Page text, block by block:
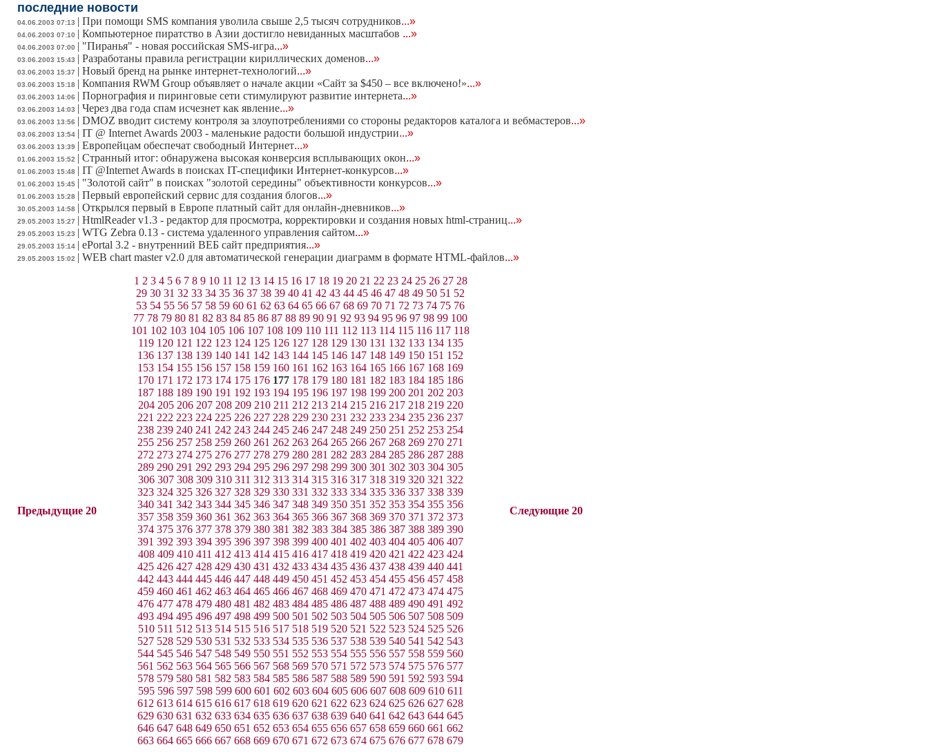
последние новости
04.06.2003 07:13 | При помощи SMS компания уволила свыше 2,5 тысяч сотрудников...»
04.06.2003 07:10 | Компьютерное пиратство в Азии достигло невиданных масштабов ...»
04.06.2003 07:00 | "Пиранья" - новая российская SMS-игра...»
03.06.2003 15:43 | Разработаны правила регистрации кириллических доменов...»
03.06.2003 15:37 | Новый бренд на рынке интернет-технологий...»
03.06.2003 15:18 | Компания RWM Group объявляет о начале акции «Сайт за $450 – все включено!»...»
03.06.2003 14:06 | Порнография и пиринговые сети стимулируют развитие интернета...»
03.06.2003 14:03 | Через два года спам исчезнет как явление...»
03.06.2003 13:56 | DMOZ вводит систему контроля за злоупотреблениями со стороны редакторов каталога и вебмастеров...»
03.06.2003 13:54 | IT @ Internet Awards 2003 - маленькие радости большой индустрии...»
03.06.2003 13:39 | Европейцам обеспечат свободный Интернет...»
01.06.2003 15:52 | Странный итог: обнаружена высокая конверсия всплывающих окон...»
01.06.2003 15:48 | IT @Internet Awards в поисках IT-специфики Интернет-конкурсов...»
01.06.2003 15:45 | "Золотой сайт" в поисках "золотой середины" объективности конкурсов...»
01.06.2003 15:28 | Первый европейский сервис для создания блогов...»
30.05.2003 14:58 | Открылся первый в Европе платный сайт для онлайн-дневников...»
29.05.2003 15:27 | HtmlReader v1.3 - редактор для просмотра, корректировки и создания новых html-страниц...»
29.05.2003 15:23 | WTG Zebra 0.13 - cистема удаленного управления сайтом...»
29.05.2003 15:14 | ePortal 3.2 - внутренний ВЕБ сайт предприятия...»
29.05.2003 15:02 | WEB chart master v2.0 для автоматической генерации диаграмм в формате HTML-файлов...»
Предыдущие 20
1 2 3 4 5 6 7 8 9 10 11 12 13 14 15 16 17 18 19 20 21 22 23 24 25 26 27 28
29 30 31 32 33 34 35 36 37 38 39 40 41 42 43 44 45 46 47 48 49 50 51 52
53 54 55 56 57 58 59 60 61 62 63 64 65 66 67 68 69 70 71 72 73 74 75 76
77 78 79 80 81 82 83 84 85 86 87 88 89 90 91 92 93 94 95 96 97 98 99 100
101 102 103 104 105 106 107 108 109 110 111 112 113 114 115 116 117 118
119 120 121 122 123 124 125 126 127 128 129 130 131 132 133 134 135
136 137 138 139 140 141 142 143 144 145 146 147 148 149 150 151 152
153 154 155 156 157 158 159 160 161 162 163 164 165 166 167 168 169
170 171 172 173 174 175 176 177 178 179 180 181 182 183 184 185 186
187 188 189 190 191 192 193 194 195 196 197 198 199 200 201 202 203
204 205 206 207 208 209 210 211 212 213 214 215 216 217 218 219 220
221 222 223 224 225 226 227 228 229 230 231 232 233 234 235 236 237
238 239 240 241 242 243 244 245 246 247 248 249 250 251 252 253 254
255 256 257 258 259 260 261 262 263 264 265 266 267 268 269 270 271
272 273 274 275 276 277 278 279 280 281 282 283 284 285 286 287 288
289 290 291 292 293 294 295 296 297 298 299 300 301 302 303 304 305
306 307 308 309 310 311 312 313 314 315 316 317 318 319 320 321 322
323 324 325 326 327 328 329 330 331 332 333 334 335 336 337 338 339
340 341 342 343 344 345 346 347 348 349 350 351 352 353 354 355 356
357 358 359 360 361 362 363 364 365 366 367 368 369 370 371 372 373
374 375 376 377 378 379 380 381 382 383 384 385 386 387 388 389 390
391 392 393 394 395 396 397 398 399 400 401 402 403 404 405 406 407
408 409 410 411 412 413 414 415 416 417 418 419 420 421 422 423 424
425 426 427 428 429 430 431 432 433 434 435 436 437 438 439 440 441
442 443 444 445 446 447 448 449 450 451 452 453 454 455 456 457 458
459 460 461 462 463 464 465 466 467 468 469 470 471 472 473 474 475
476 477 478 479 480 481 482 483 484 485 486 487 488 489 490 491 492
493 494 495 496 497 498 499 500 501 502 503 504 505 506 507 508 509
510 511 512 513 514 515 516 517 518 519 520 521 522 523 524 525 526
527 528 529 530 531 532 533 534 535 536 537 538 539 540 541 542 543
544 545 546 547 548 549 550 551 552 553 554 555 556 557 558 559 560
561 562 563 564 565 566 567 568 569 570 571 572 573 574 575 576 577
578 579 580 581 582 583 584 585 586 587 588 589 590 591 592 593 594
595 596 597 598 599 600 601 602 603 604 605 606 607 608 609 610 611
612 613 614 615 616 617 618 619 620 621 622 623 624 625 626 627 628
629 630 631 632 633 634 635 636 637 638 639 640 641 642 643 644 645
646 647 648 649 650 651 652 653 654 655 656 657 658 659 660 661 662
663 664 665 666 667 668 669 670 671 672 673 674 675 676 677 678 679
Следующие 20